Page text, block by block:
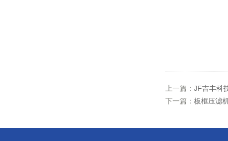
上一篇： JF吉丰科
下一篇： 板框压滤